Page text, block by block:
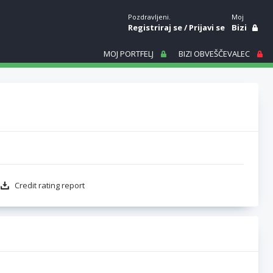
Pozdravljeni.
Registriraj se/Prijavi se
Moj
Bizi
MOJ PORTFELJ BIZI OBVEŠČEVALEC
Credit rating report